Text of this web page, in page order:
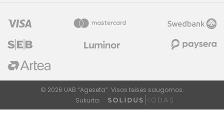
© 2026 UAB “Ageseta”. Visos teisės saugomos.
Sukurta: